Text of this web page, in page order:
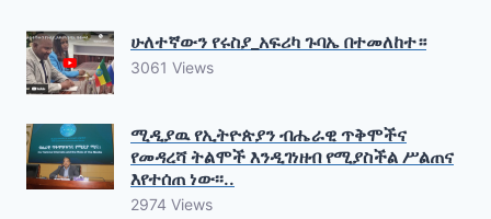
ሁለተኛውን የሩስያ_አፍሪካ ጉባኤ በተመለከተ።
3061 Views
ሚዲያዉ የኢትዮጵያን ብሔራዊ ጥቅሞችና
የመዳረሻ ትልሞች እንዲገነዘብ የሚያስችል ሥልጠና
እየተሰጠ ነው፡፡..
2974 Views